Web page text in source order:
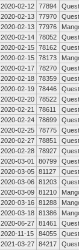
2020-02-12 77894
2020-02-13 77970
2020-02-13 77976
2020-02-14 78052
2020-02-15 78162
2020-02-15 78173
2020-02-17 78270
2020-02-18 78359
2020-02-19 78446
2020-02-20 78522
2020-02-21
78611
2020-02-24 78699
2020-02-25 78775
2020-02-27 78851
2020-02-28 78927
2020-03-01
80799
2020-03-05 81127
2020-03-06 81203
2020-03-09 81210
2020-03-16 81288
2020-03-18 81386
2020-06-27 81461
2020-11-15
84055
2021-03-27 84217